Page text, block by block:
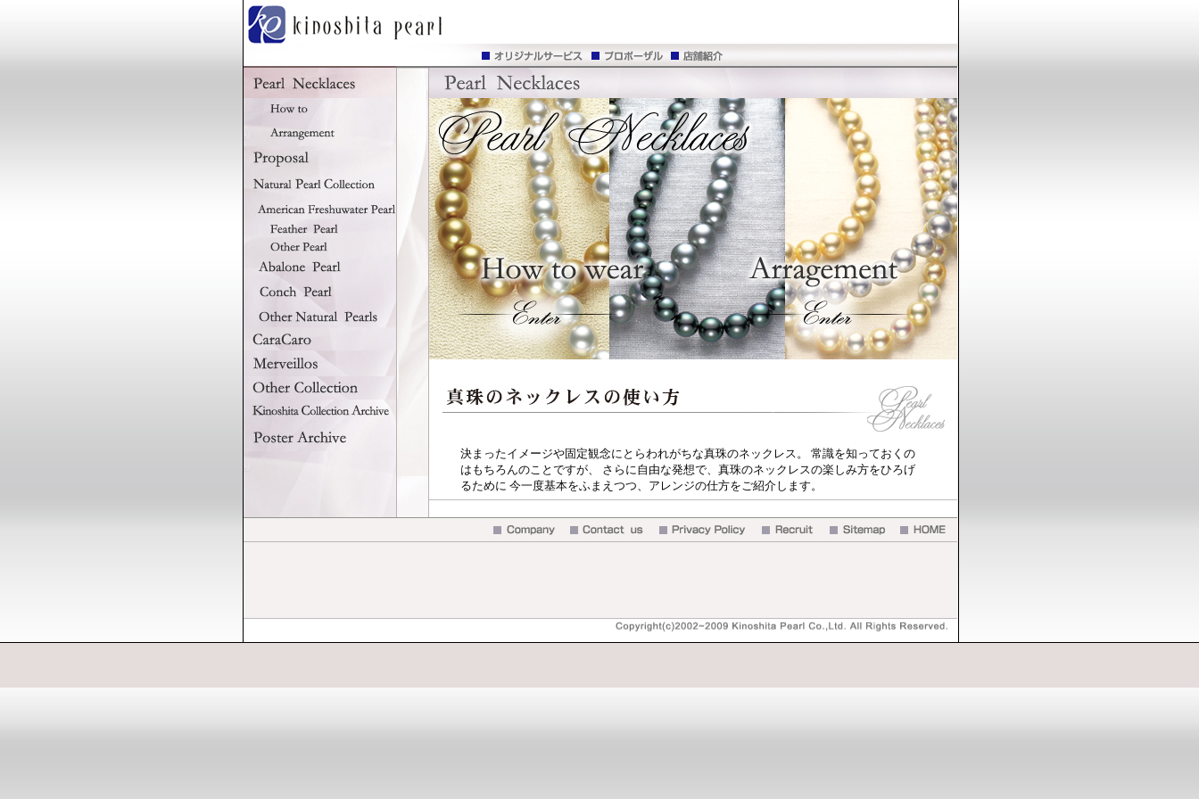
決まったイメージや固定観念にとらわれがちな真珠のネックレス。 常識を知っておくの
はもちろんのことですが、 さらに自由な発想で、真珠のネックレスの楽しみ方をひろげ
るために 今一度基本をふまえつつ、アレンジの仕方をご紹介します。